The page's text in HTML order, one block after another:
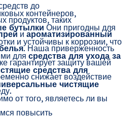
до
продуктов, таких
и ароматизированный
. Наша приверженность
гарантирует защиту вашей
снижает воздействие
контейнеров,
бутылки Они пригодны для
и устойчивы к коррозии, что
для средства для ухода за
средства для
чистящие
от того, являетесь ли вы
повысить